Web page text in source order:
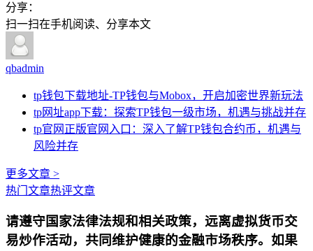
分享：
扫一扫在手机阅读、分享本文
qbadmin
tp钱包下载地址-TP钱包与Mobox，开启加密世界新玩法
tp网址app下载：探索TP钱包一级市场，机遇与挑战并存
tp官网正版官网入口：深入了解TP钱包合约币，机遇与
风险并存
更多文章 >
热门文章热评文章
请遵守国家法律法规和相关政策，远离虚拟货币交
易炒作活动，共同维护健康的金融市场秩序。如果